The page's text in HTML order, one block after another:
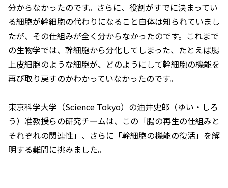
分からなかったのです。さらに、役割がすでに決まってい
る細胞が幹細胞の代わりになること自体は知られていまし
たが、その仕組みが全く分からなかったのです。これまで
の生物学では、幹細胞から分化してしまった、たとえば腸
上皮細胞のような細胞が、どのようにして幹細胞の機能を
再び取り戻すのかわかっていなかったのです。
東京科学大学（Science Tokyo）の油井史郎（ゆい・しろ
う）准教授らの研究チームは、この「腸の再生の仕組みと
それぞれの関連性」、さらに「幹細胞の機能の復活」を解
明する難問に挑みました。